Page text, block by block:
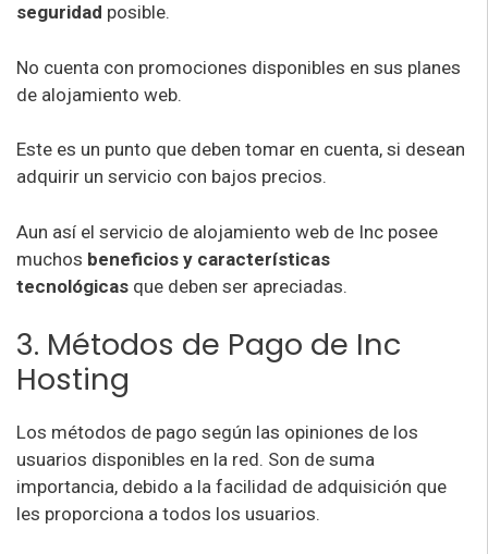
seguridad posible.
No cuenta con promociones disponibles en sus planes
de alojamiento web.
Este es un punto que deben tomar en cuenta, si desean
adquirir un servicio con bajos precios.
Aun así el servicio de alojamiento web de Inc posee
muchos beneficios y características
tecnológicas que deben ser apreciadas.
3. Métodos de Pago de Inc
Hosting
Los métodos de pago según las opiniones de los
usuarios disponibles en la red. Son de suma
importancia, debido a la facilidad de adquisición que
les proporciona a todos los usuarios.